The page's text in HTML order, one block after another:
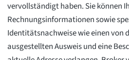
vervollständigt haben. Sie können
Rechnungsinformationen sowie
Identitätsnachweise wie einen von
ausgestellten Ausweis und eine